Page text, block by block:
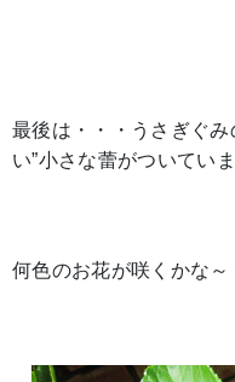
最後は・・・うさぎぐみ
い”小さな蕾がついていま
何色のお花が咲くかな～